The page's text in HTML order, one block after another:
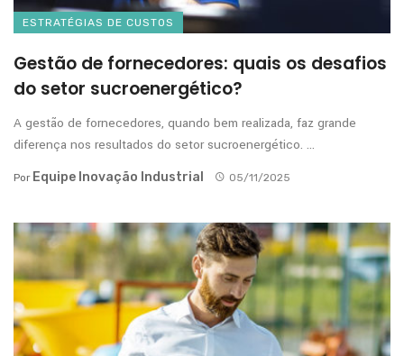
ESTRATÉGIAS DE CUSTOS
Gestão de fornecedores: quais os desafios
do setor sucroenergético?
A gestão de fornecedores, quando bem realizada, faz grande
diferença nos resultados do setor sucroenergético. ...
Por Equipe Inovação Industrial 05/11/2025